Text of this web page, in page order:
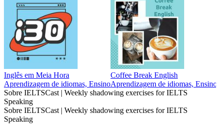
Inglês em Meia Hora
Aprendizagem de idiomas, Ensino
Coffee Break English
Aprendizagem de idiomas, Ensino
Sobre IELTSCast | Weekly shadowing exercises for IELTS
Speaking
Sobre IELTSCast | Weekly shadowing exercises for IELTS
Speaking